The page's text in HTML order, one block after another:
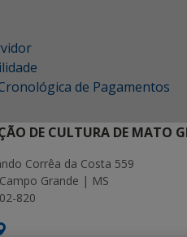
de Pagamentos
DE CULTURA DE MATO
Corrêa da Costa 559
Grande | MS
820